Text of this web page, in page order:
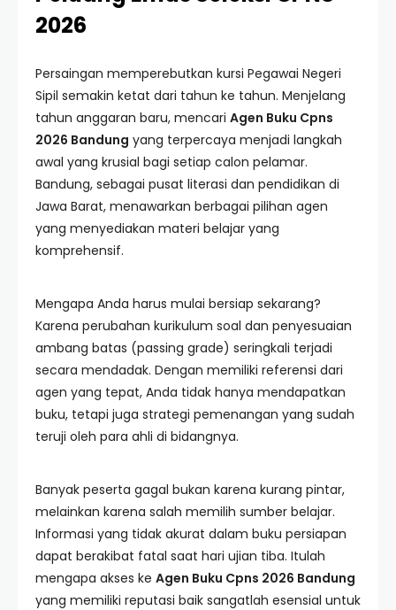
2026
Persaingan memperebutkan kursi Pegawai Negeri
Sipil semakin ketat dari tahun ke tahun. Menjelang
tahun anggaran baru, mencari Agen Buku Cpns
2026 Bandung yang terpercaya menjadi langkah
awal yang krusial bagi setiap calon pelamar.
Bandung, sebagai pusat literasi dan pendidikan di
Jawa Barat, menawarkan berbagai pilihan agen
yang menyediakan materi belajar yang
komprehensif.
Mengapa Anda harus mulai bersiap sekarang?
Karena perubahan kurikulum soal dan penyesuaian
ambang batas (passing grade) seringkali terjadi
secara mendadak. Dengan memiliki referensi dari
agen yang tepat, Anda tidak hanya mendapatkan
buku, tetapi juga strategi pemenangan yang sudah
teruji oleh para ahli di bidangnya.
Banyak peserta gagal bukan karena kurang pintar,
melainkan karena salah memilih sumber belajar.
Informasi yang tidak akurat dalam buku persiapan
dapat berakibat fatal saat hari ujian tiba. Itulah
mengapa akses ke Agen Buku Cpns 2026 Bandung
yang memiliki reputasi baik sangatlah esensial untuk